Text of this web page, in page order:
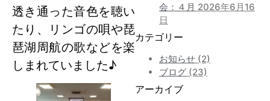
透き通った音色を聴い
たり、リンゴの唄や琵
琶湖周航の歌などを楽
しまれていました♪
会：４月 2026年6月16
日
カテゴリー
お知らせ (2)
ブログ (23)
アーカイブ